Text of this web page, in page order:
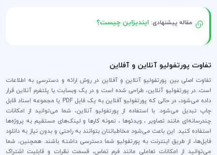
مقاله پیشنهادی: ایندیزاین چیست؟
تفاوت پورتفولیو آنلاین و آفلاین
تفاوت اصلی بین پورتفولیو آنلاین و آفلاین در روش ارائه و دسترسی به اطلاعات
است. در پورتفولیو آنلاین، طراحی شده است و در یک وبسایت یا پلتفرم آنلاین قرار
داده می‌شود، در حالی که پورتفولیو آفلاین به یک فایل PDF یا مجموعه اسناد قابل
چاپ تبدیل می‌شود. با استفاده از پورتفولیو آنلاین، شما می‌توانید از امکانات
چندرسانه‌ای مانند تصاویر ، ویدئوها ، نمونه کارها و لینک‌های مستقیم به پروژه‌ها
استفاده کنید. این باعث می‌شود مخاطبانتان بتوانند به راحتی و بدون نیاز به دانلود
فایل‌ها، از طریق اینترنت به پورتفولیو شما دسترسی داشته باشند. همچنین، شما
می‌توانید از امکانات تعاملی مانند فرم تماس، قسمت نظرات و قابلیت اشتراک